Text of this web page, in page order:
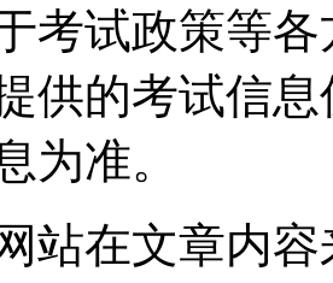
考试政策等
供的考试信
为准。
站在文章内